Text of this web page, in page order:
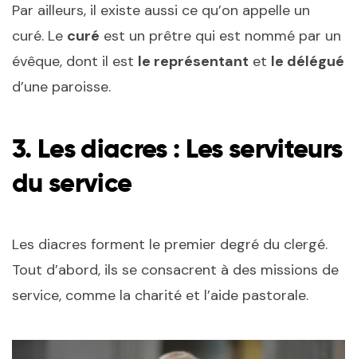
Par ailleurs, il existe aussi ce qu’on appelle un
curé. Le curé est un prêtre qui est nommé par un
évêque, dont il est le représentant et le délégué
d’une paroisse.
3. Les diacres : Les serviteurs
du service
Les diacres forment le premier degré du clergé.
Tout d’abord, ils se consacrent à des missions de
service, comme la charité et l’aide pastorale.